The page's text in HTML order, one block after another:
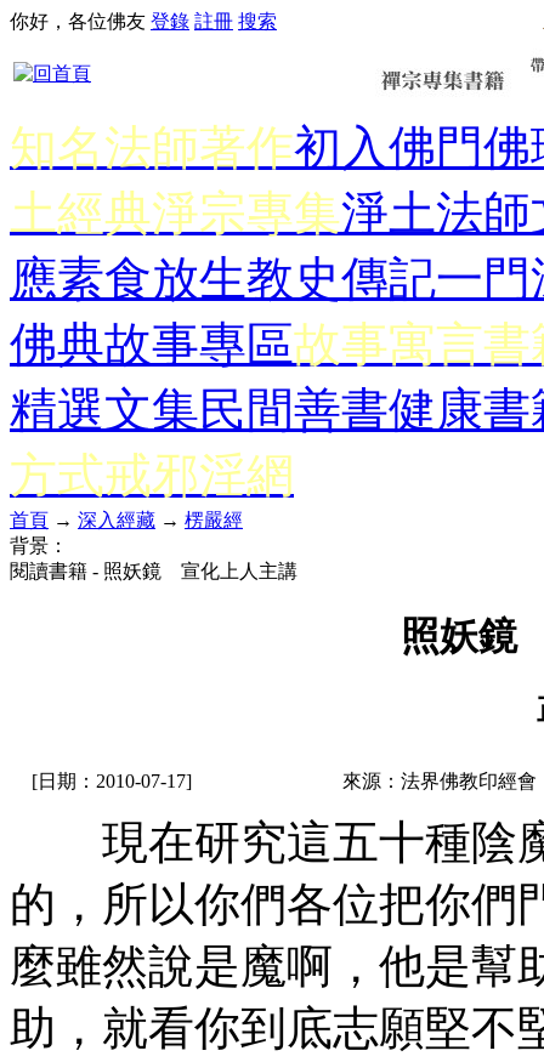
你好，各位佛友 登錄 註冊 搜索
知名法師著作初入佛門佛
土經典淨宗專集淨土法師
應素食放生教史傳記一門
佛典故事專區故事寓言書
精選文集民間善書健康書
方式戒邪淫網
首頁 → 深入經藏 → 楞嚴經
背景：
閱讀書籍 - 照妖鏡 宣化上人主講
照妖鏡
[日期：2010-07-17] 來源：法界佛教印經
現在研究這五十種陰
的，所以你們各位把你們
麼雖然說是魔啊，他是幫
助，就看你到底志願堅不